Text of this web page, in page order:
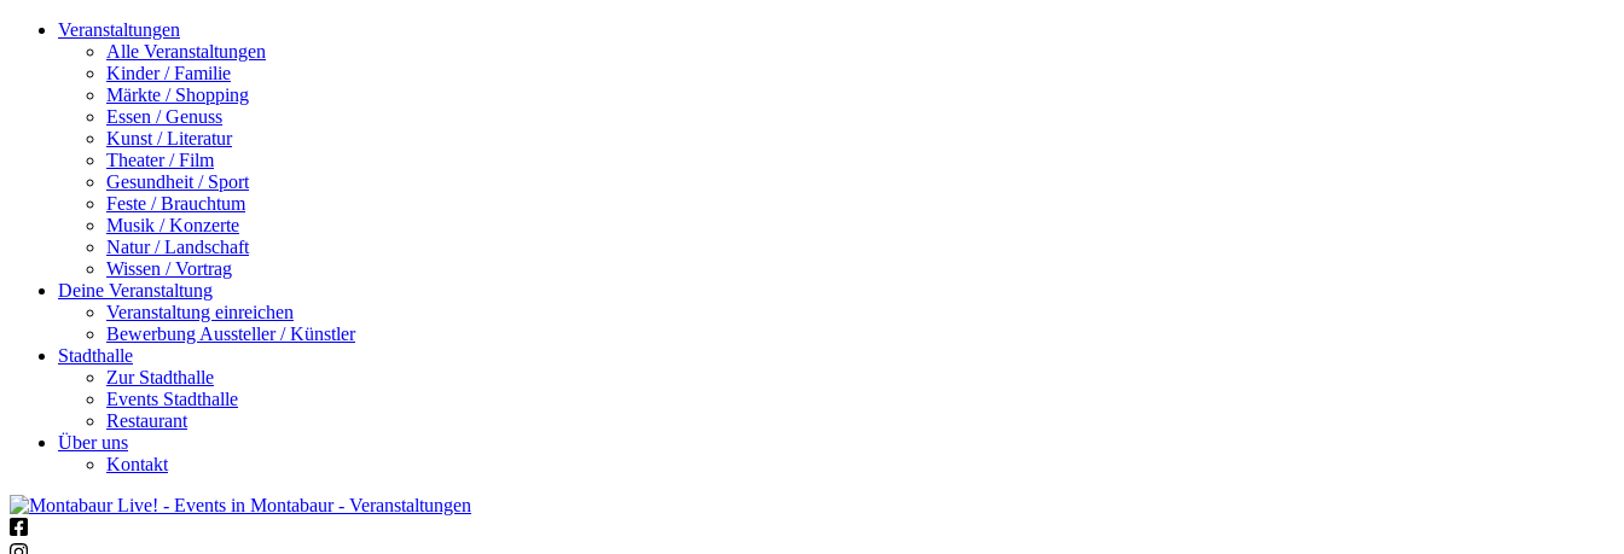
Veranstaltungen
Alle Veranstaltungen
Kinder / Familie
Märkte / Shopping
Essen / Genuss
Kunst / Literatur
Theater / Film
Gesundheit / Sport
Feste / Brauchtum
Musik / Konzerte
Natur / Landschaft
Wissen / Vortrag
Deine Veranstaltung
Veranstaltung einreichen
Bewerbung Aussteller / Künstler
Stadthalle
Zur Stadthalle
Events Stadthalle
Restaurant
Über uns
Kontakt